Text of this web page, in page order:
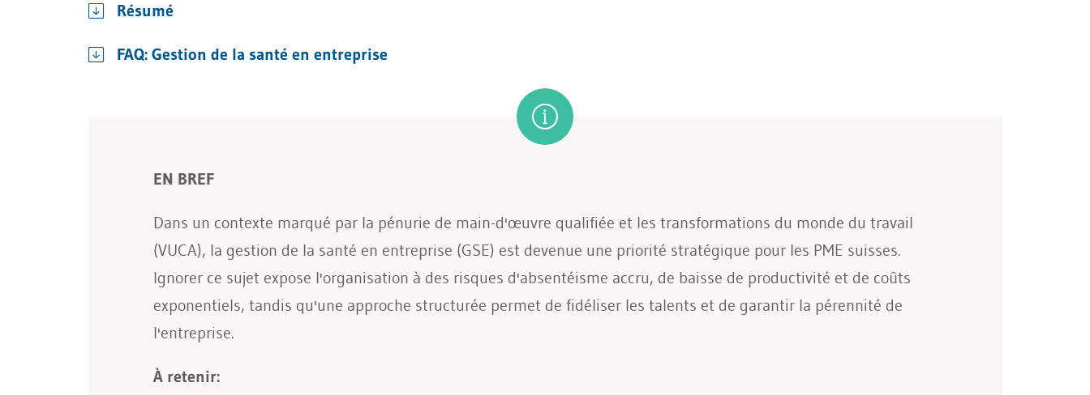
Résumé
FAQ: Gestion de la santé en entreprise
EN BREF
Dans un contexte marqué par la pénurie de main-d'œuvre qualifiée et les transformations du monde du travail
(VUCA), la gestion de la santé en entreprise (GSE) est devenue une priorité stratégique pour les PME suisses.
Ignorer ce sujet expose l'organisation à des risques d'absentéisme accru, de baisse de productivité et de coûts
exponentiels, tandis qu'une approche structurée permet de fidéliser les talents et de garantir la pérennité de
l'entreprise.
À retenir: